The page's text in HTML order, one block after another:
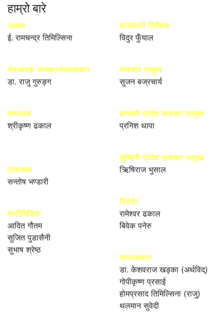
हाम्रो बारे
अध्यक्ष
ई. रामचन्द्र तिमिल्सिना
संस्थापक अध्यक्ष/सल्लाहकार
डा. राजु गुरुङ्ग
सम्पादक
श्रीकृष्ण ढकाल
प्रबन्धक
सन्तोष भण्डारी
मल्टीमिडिया
आदित गौतम
सुजित पुडासैनी
सुभाष श्रेष्ठ
कार्यकारी निर्देशक
विदुर फुँयाल
समाचार प्रमुख
सुजन बज्रचार्य
बागमती प्रदेश समाचार प्रमुख
प्रनिश थापा
लुम्बिनी प्रदेश समाचार प्रमुख
ऋिषिराज भुसाल
रिपोर्टर
रामेश्वर ढकाल
बिवेक पनेरु
सल्लाहकार
डा. केशवराज खड्का (अर्थविद्)
गोपीकृष्ण प्रसाई
होमप्रसाद तिमिल्सिना (राजु)
थलमान सुवेदी